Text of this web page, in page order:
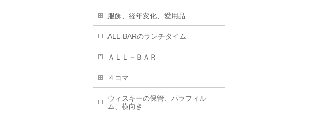
服飾、経年変化、愛用品
ALL-BARのランチタイム
ＡＬＬ－ＢＡＲ
４コマ
ウィスキーの保管、パラフィル
ム、横向き